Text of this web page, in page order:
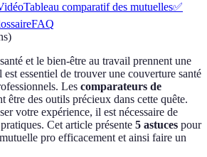
Tableau comparatif des mutuelles✅
FAQ
)
et le bien-être au travail prennent une
essentiel de trouver une couverture santé
Les comparateurs de
être des outils précieux dans cette quête.
votre expérience, il est nécessaire de
Cet article présente 5 astuces pour
pro efficacement et ainsi faire un